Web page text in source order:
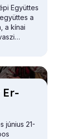
Együttes
a
a kínai
Er­
június 21-